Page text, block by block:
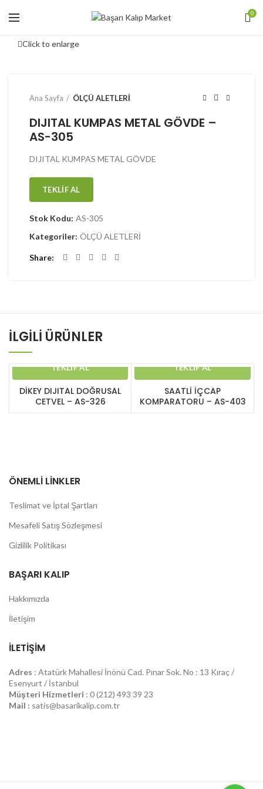
0
Click to enlarge
Ana Sayfa ÖLÇÜ ALETLERİ
DIJITAL KUMPAS METAL GÖVDE –
AS-305
DIJITAL KUMPAS METAL GÖVDE
TEKLIF AL
Stok Kodu: AS-305
Kategoriler: ÖLÇÜ ALETLERİ
Share
İLGILI ÜRÜNLER
TEKLIF AL
DİKEY DIJITAL DOĞRUSAL
CETVEL – AS-326
TEKLIF AL
SAATLİ İÇCAP
KOMPARATORU – AS-403
ÖNEMLI LINKLER
Teslimat ve İptal Şartları
Mesafeli Satış Sözleşmesi
Gizlilik Politikası
BAŞARI KALIP
Hakkımızda
İletişim
İLETIŞIM
Adres : Atatürk Mahallesi İnönü Cad. Pınar Sok. No : 13 Kıraç /
Esenyurt / İstanbul
Müşteri Hizmetleri : 0 (212) 493 39 23
Mail : satis@basarikalip.com.tr